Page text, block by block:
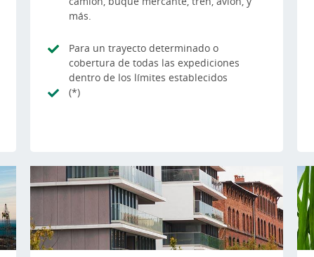
más.
Para un trayecto determinado o
cobertura de todas las expediciones
dentro de los límites establecidos
(*)